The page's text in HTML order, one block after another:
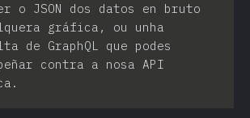
o JSON dos datos en bruto
gráfica, ou unha
de GraphQL que podes
contra a nosa API